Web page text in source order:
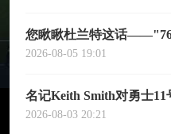
您瞅瞅杜兰特这话
觉得他是谦虚或者脑子进
2026-08-05 19:01
名记Keith Smith对勇士
价，用词非常精准。他说
2026-08-03 20:21